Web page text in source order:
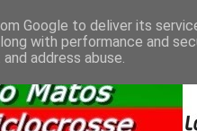
Google to deliver its
with performance and
address abuse.